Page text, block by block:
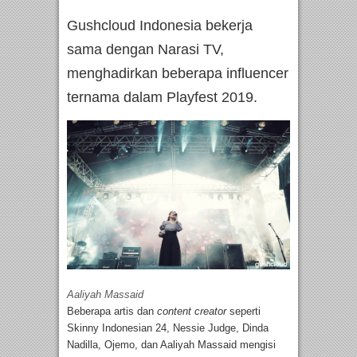
Gushcloud Indonesia bekerja
sama dengan Narasi TV,
menghadirkan beberapa influencer
ternama dalam Playfest 2019.
Aaliyah Massaid
Beberapa artis dan content creatorseperti
Skinny Indonesian 24, Nessie Judge, Dinda
Nadilla, Ojemo, dan Aaliyah Massaid mengisi